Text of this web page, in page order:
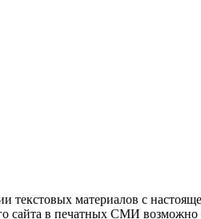
текстовых материалов с
сайта в печатных СМИ